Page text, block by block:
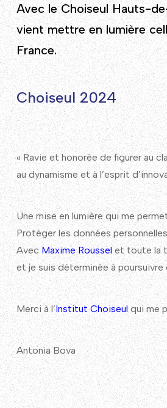
Avec le Choiseul Hauts-
vient mettre en lumière
France.
Choiseul 2024
« Ravie et honorée de figurer au
au dynamisme et à l’esprit
Une mise en lumière qui me
Protéger les données
AvecMaxime Roussel et toute la
et je suis déterminée à poursuivre
Merci à l’Institut Choiseulqui me
Antonia Bova